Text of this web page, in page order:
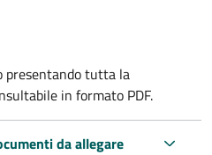
presentando tutta la
in formato PDF.
da allegare